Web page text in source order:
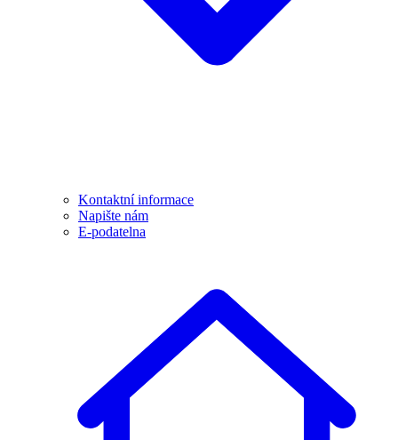
Kontaktní informace
Napište nám
E-podatelna